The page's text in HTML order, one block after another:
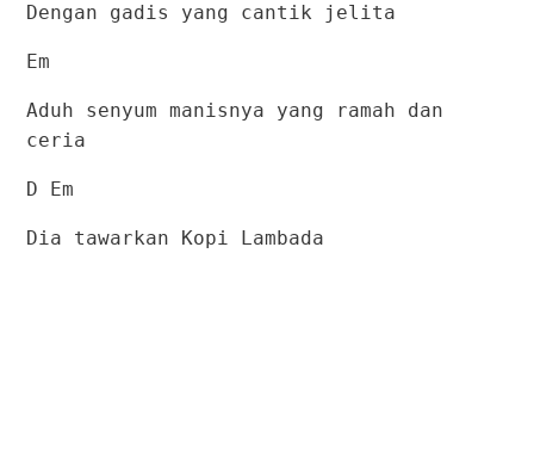
Dengan gadis yang cantik jelita
Em
Aduh senyum manisnya yang ramah dan
ceria
D Em
Dia tawarkan Kopi Lambada